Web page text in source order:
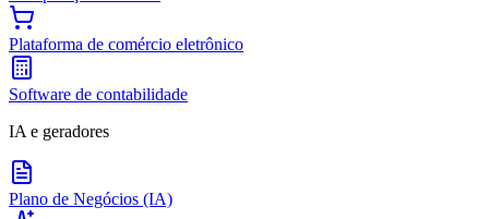
Plataforma de comércio eletrônico
Software de contabilidade
IA e geradores
Plano de Negócios (IA)